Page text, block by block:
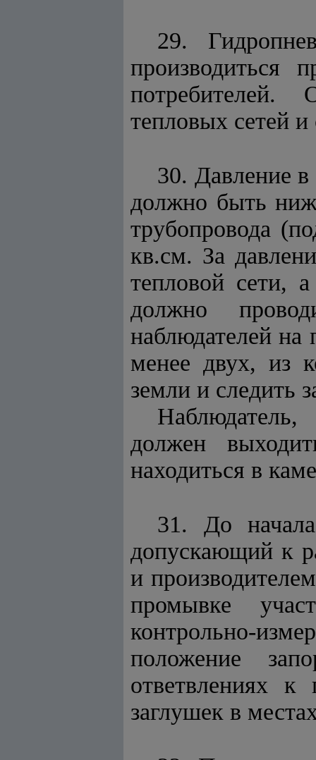
29.
производиться
потребителей.
тепловых сетей и
30. Давление
должно быть
трубопровода
кв.см. За
тепловой сети,
должно
наблюдателей на
менее двух, из
земли и следить
должен
находиться в
31. До начала
допускающий к
и
промывке
контрольно-
положение
ответвлениях к
заглушек в